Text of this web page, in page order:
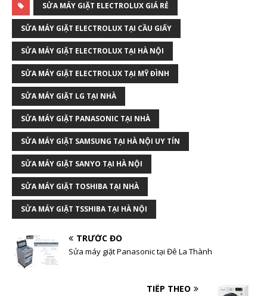
SỬA MÁY GIẶT ELECTROLUX GIÁ RẺ
SỬA MÁY GIẶT ELECTROLUX TẠI CẦU GIẤY
SỬA MÁY GIẶT ELECTROLUX TẠI HÀ NỘI
SỬA MÁY GIẶT ELECTROLUX TẠI MỸ ĐÌNH
SỬA MÁY GIẶT LG TẠI NHÀ
SỬA MÁY GIẶT PANASONIC TẠI NHÀ
SỬA MÁY GIẶT SAMSUNG TẠI HÀ NỘI UY TÍN
SỬA MÁY GIẶT SANYO TẠI HÀ NỘI
SỬA MÁY GIẶT TOSHIBA TẠI NHÀ
SỬA MÁY GIẶT TSSHIBA TẠI HÀ NỘI
TRƯỚC ĐÓ
Sửa máy giặt Panasonic tại Đê La Thành
TIẾP THEO